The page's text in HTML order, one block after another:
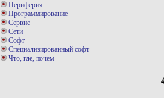
Периферия
Программирование
Сервис
Сети
Софт
Специализированный софт
Что, где, почем